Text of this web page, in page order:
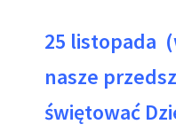
25 listopada
nasze
świętować